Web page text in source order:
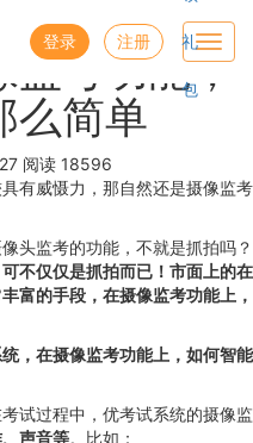
登录 注册 礼
包
监考功能，
么简单
阅读 18596
有威慑力，那自然还是摄像监考
头监考的功能，不就是抓拍吗？
不仅仅是抓拍而已！市面上的在
富的手段，在摄像监考功能上，
，在摄像监考功能上，如何智能
试过程中，优考试系统的摄像监
声音等。比如：